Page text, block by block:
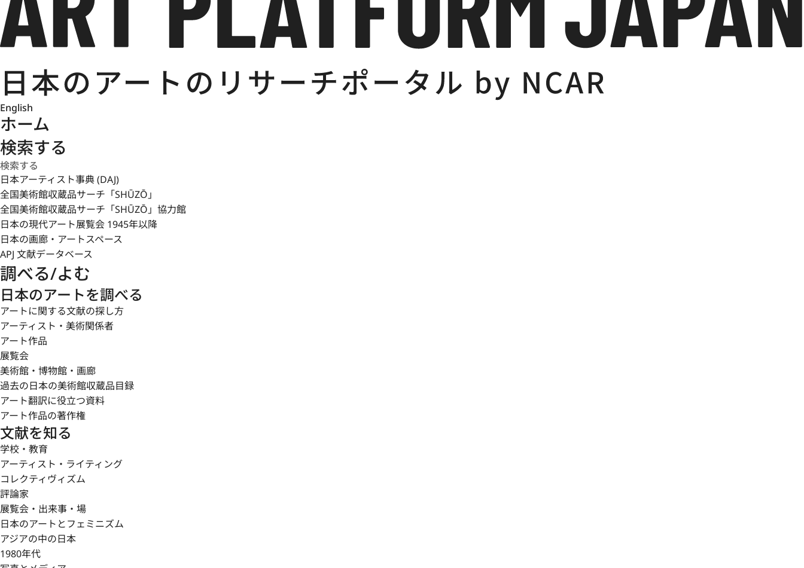
English
ホーム
検索する
日本アーティスト事典 (DAJ)
全国美術館収蔵品サーチ「SHŪZŌ」
全国美術館収蔵品サーチ「SHŪZŌ」協力館
日本の現代アート展覧会 1945年以降
日本の画廊・アートスペース
APJ 文献データベース
調べる/よむ
日本のアートを調べる
アートに関する文献の探し方
アーティスト・美術関係者
アート作品
展覧会
美術館・博物館・画廊
過去の日本の美術館収蔵品目録
アート翻訳に役立つ資料
アート作品の著作権
文献を知る
学校・教育
アーティスト・ライティング
コレクティヴィズム
評論家
展覧会・出来事・場
日本のアートとフェミニズム
アジアの中の日本
1980年代